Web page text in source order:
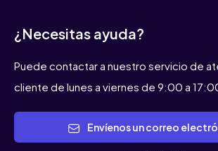
¿Necesitas ayuda?
Puede contactar a nuestro servicio de
cliente de lunes a viernes de 9:00 a